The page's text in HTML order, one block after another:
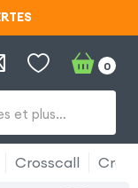
et plus…
0
Crosscall